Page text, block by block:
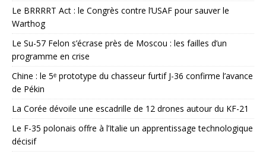
Le BRRRRT Act : le Congrès contre l’USAF pour sauver le
Warthog
Le Su-57 Felon s’écrase près de Moscou : les failles d’un
programme en crise
Chine : le 5ᵉ prototype du chasseur furtif J-36 confirme l’avance
de Pékin
La Corée dévoile une escadrille de 12 drones autour du KF-21
Le F-35 polonais offre à l’Italie un apprentissage technologique
décisif